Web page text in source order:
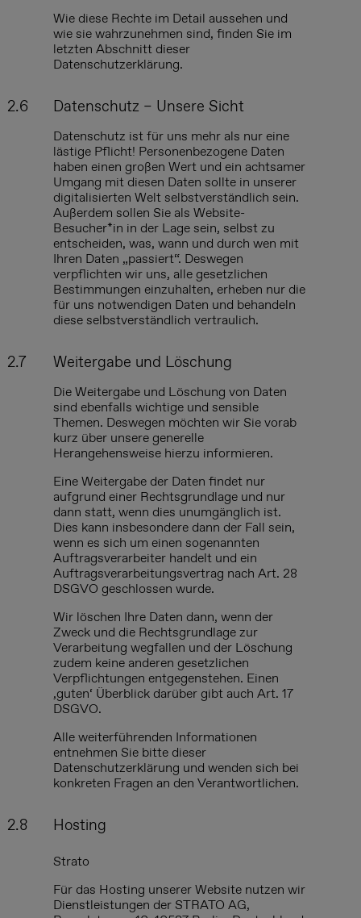
Wie diese Rechte im Detail aussehen und
wie sie wahrzunehmen sind, finden Sie im
letzten Abschnitt dieser
Datenschutzerklärung.
2.6 Datenschutz – Unsere Sicht
Datenschutz ist für uns mehr als nur eine
lästige Pflicht! Personenbezogene Daten
haben einen großen Wert und ein achtsamer
Umgang mit diesen Daten sollte in unserer
digitalisierten Welt selbstverständlich sein.
Außerdem sollen Sie als Website-
Besucher*in in der Lage sein, selbst zu
entscheiden, was, wann und durch wen mit
Ihren Daten „passiert“. Deswegen
verpflichten wir uns, alle gesetzlichen
Bestimmungen einzuhalten, erheben nur die
für uns notwendigen Daten und behandeln
diese selbstverständlich vertraulich.
2.7 Weitergabe und Löschung
Die Weitergabe und Löschung von Daten
sind ebenfalls wichtige und sensible
Themen. Deswegen möchten wir Sie vorab
kurz über unsere generelle
Herangehensweise hierzu informieren.
Eine Weitergabe der Daten findet nur
aufgrund einer Rechtsgrundlage und nur
dann statt, wenn dies unumgänglich ist.
Dies kann insbesondere dann der Fall sein,
wenn es sich um einen sogenannten
Auftragsverarbeiter handelt und ein
Auftragsverarbeitungsvertrag nach Art. 28
DSGVO geschlossen wurde.
Wir löschen Ihre Daten dann, wenn der
Zweck und die Rechtsgrundlage zur
Verarbeitung wegfallen und der Löschung
zudem keine anderen gesetzlichen
Verpflichtungen entgegenstehen. Einen
‚guten‘ Überblick darüber gibt auch Art. 17
DSGVO.
Alle weiterführenden Informationen
entnehmen Sie bitte dieser
Datenschutzerklärung und wenden sich bei
konkreten Fragen an den Verantwortlichen.
2.8 Hosting
Strato
Für das Hosting unserer Website nutzen wir
Dienstleistungen der STRATO AG,